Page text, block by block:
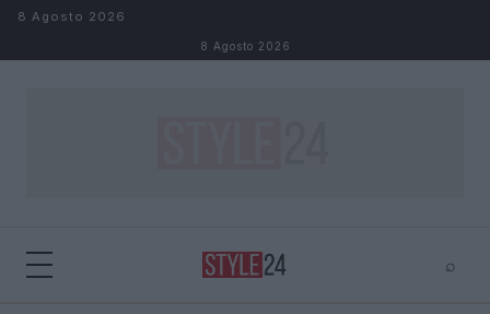
Salta al contenuto
8 Agosto 2026
8 Agosto 2026
⌕